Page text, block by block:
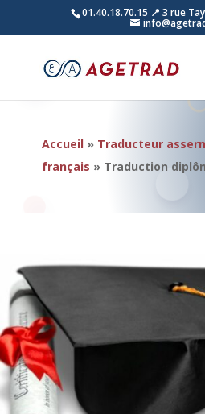
01.40.18.70.15 📍 3 rue
Accueil» Traducteur
français » Traduction